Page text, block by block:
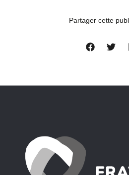
Partager cette